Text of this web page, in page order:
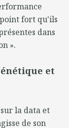
fort qu'ils
dans
».
et
la data et
de son